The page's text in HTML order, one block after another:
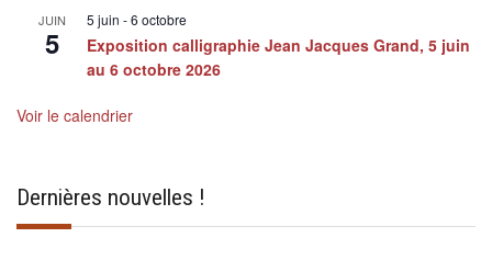
JUIN
5
5 juin -6 octobre
Exposition calligraphie Jean Jacques Grand, 5 juin
au 6 octobre 2026
Voir le calendrier
Dernières nouvelles !